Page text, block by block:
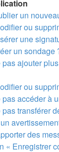
un
ou
une
un sondage
ajouter
ou
accéder à
transférer
des
« Enregistrer